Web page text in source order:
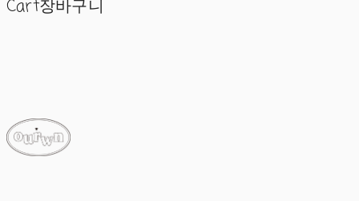
Cart장바구니